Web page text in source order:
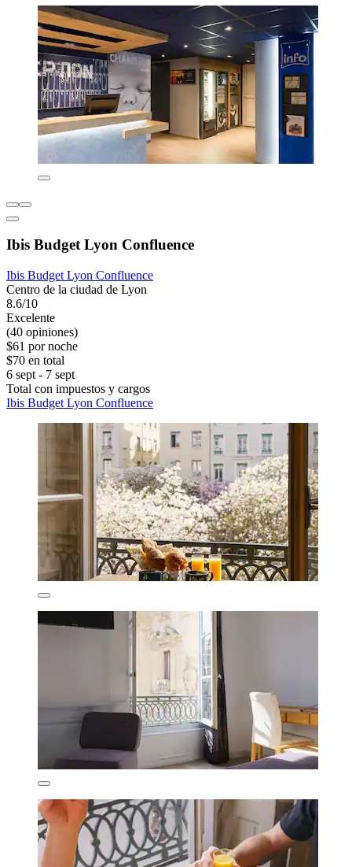
Ibis Budget Lyon Confluence
Ibis Budget Lyon Confluence
Centro de la ciudad de Lyon
8.6/10
Excelente
(40 opiniones)
$61 por noche
$70 en total
6 sept - 7 sept
Total con impuestos y cargos
Ibis Budget Lyon Confluence